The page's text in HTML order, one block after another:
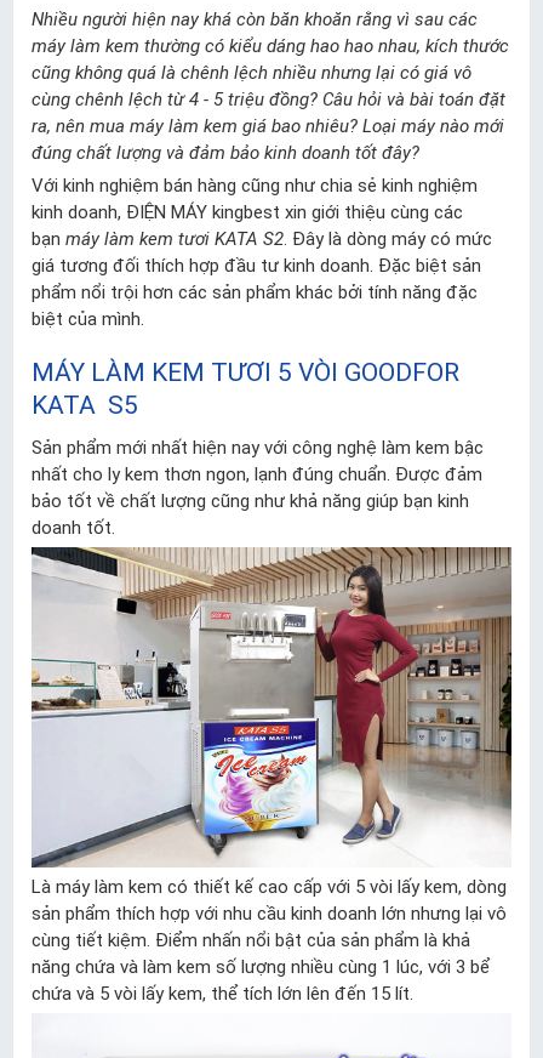
Nhiều người hiện nay khá còn băn khoăn rằng vì sau các
máy làm kem thường có kiểu dáng hao hao nhau, kích thước
cũng không quá là chênh lệch nhiều nhưng lại có giá vô
cùng chênh lệch từ 4 - 5 triệu đồng? Câu hỏi và bài toán đặt
ra, nên mua máy làm kem giá bao nhiêu? Loại máy nào mới
đúng chất lượng và đảm bảo kinh doanh tốt đây?
Với kinh nghiệm bán hàng cũng như chia sẻ kinh nghiệm
kinh doanh, ĐIỆN MÁY kingbest xin giới thiệu cùng các
bạn máy làm kem tươi KATA S2. Đây là dòng máy có mức
giá tương đối thích hợp đầu tư kinh doanh. Đặc biệt sản
phẩm nổi trội hơn các sản phẩm khác bởi tính năng đặc
biệt của mình.
MÁY LÀM KEM TƯƠI 5 VÒI GOODFOR
KATA S5
Sản phẩm mới nhất hiện nay với công nghệ làm kem bậc
nhất cho ly kem thơn ngon, lạnh đúng chuẩn. Được đảm
bảo tốt về chất lượng cũng như khả năng giúp bạn kinh
doanh tốt.
Là máy làm kem có thiết kế cao cấp với 5 vòi lấy kem, dòng
sản phẩm thích hợp với nhu cầu kinh doanh lớn nhưng lại vô
cùng tiết kiệm. Điểm nhấn nổi bật của sản phẩm là khả
năng chứa và làm kem số lượng nhiều cùng 1 lúc, với 3 bể
chứa và 5 vòi lấy kem, thể tích lớn lên đến 15 lít.